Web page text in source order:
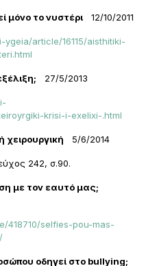
μόνο το νυστέρι 12/10/2011
article/16115/aisthitiki-
27/5/2013
krisi-i-exelixi-.html
χειρουργική 5/6/2014
242, σ.90.
με τον εαυτό μας;
418710/selfies-pou-mas-
οδηγεί στο bullying;